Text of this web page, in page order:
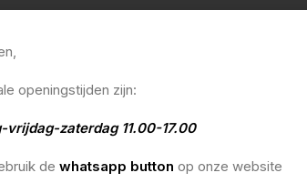
openingstijden zijn:
vrijdag-zaterdag 11.00-17.00
de whatsapp button op onze website